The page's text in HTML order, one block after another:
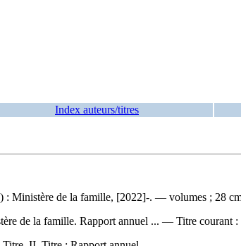
Index auteurs/titres
Ministère de la famille, [2022]-. — volumes ; 28
de la famille. Rapport annuel ... — Titre courant :